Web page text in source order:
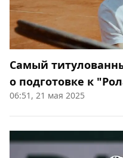
Самый
о подготовке к
06:51, 21 мая 2025